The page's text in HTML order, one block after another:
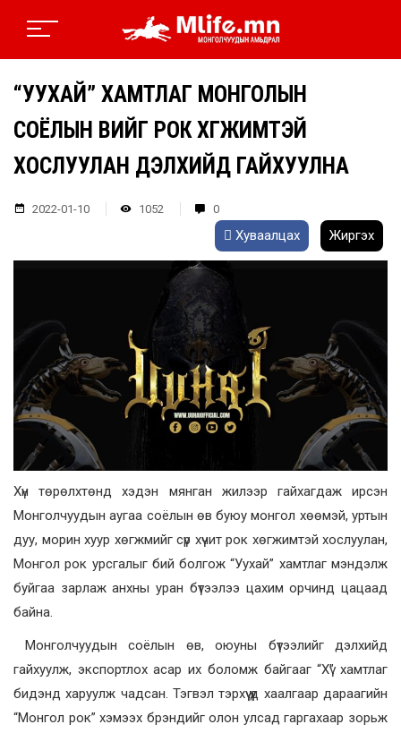
“УУХАЙ” ХАМТЛАГ МОНГОЛЫН
СОЁЛЫН ӨВИЙГ РОК ХӨГЖИМТЭЙ
ХОСЛУУЛАН ДЭЛХИЙД ГАЙХУУЛНА
2022-01-10 1052 0
Хуваалцах Жиргэх
Хүн төрөлхтөнд хэдэн мянган жилээр гайхагдаж ирсэн
Монголчуудын аугаа соёлын өв буюу монгол хөөмэй, уртын
дуу, морин хуур хөгжмийг сүр хүчит рок хөгжимтэй хослуулан,
Монгол рок урсгалыг бий болгож “Уухай” хамтлаг мэндэлж
буйгаа зарлаж анхны уран бүтээлээ цахим орчинд цацаад
байна.
Монголчуудын соёлын өв, оюуны бүтээлийг дэлхийд
гайхуулж, экспортлох асар их боломж байгааг “Хү” хамтлаг
бидэнд харуулж чадсан. Тэгвэл тэрхүү үүд хаалгаар дараагийн
“Монгол рок” хэмээх брэндийг олон улсад гаргахаар зорьж